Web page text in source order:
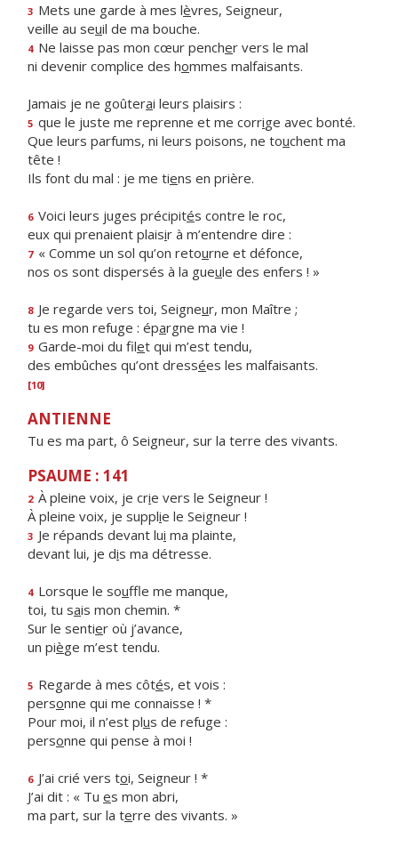
3 Mets une garde à mes lèvres, Seigneur,
veille au seuil de ma bouche.
4 Ne laisse pas mon cœur pencher vers le mal
ni devenir complice des hommes malfaisants.
Jamais je ne goûterai leurs plaisirs :
5 que le juste me reprenne et me corrige avec bonté.
Que leurs parfums, ni leurs poisons, ne touchent ma
tête !
Ils font du mal : je me tiens en prière.
6 Voici leurs juges précipités contre le roc,
eux qui prenaient plaisir à m’entendre dire :
7 « Comme un sol qu’on retourne et défonce,
nos os sont dispersés à la gueule des enfers ! »
8 Je regarde vers toi, Seigneur, mon Maître ;
tu es mon refuge : épargne ma vie !
9 Garde-moi du filet qui m’est tendu,
des embûches qu’ont dressées les malfaisants.
[10]
ANTIENNE
Tu es ma part, ô Seigneur, sur la terre des vivants.
PSAUME : 141
2 À pleine voix, je crie vers le Seigneur !
À pleine voix, je supplie le Seigneur !
3 Je répands devant lui ma plainte,
devant lui, je dis ma détresse.
4 Lorsque le souffle me manque,
toi, tu sais mon chemin. *
Sur le sentier où j’avance,
un piège m’est tendu.
5 Regarde à mes côtés, et vois :
personne qui me connaisse ! *
Pour moi, il n’est plus de refuge :
personne qui pense à moi !
6 J’ai crié vers toi, Seigneur ! *
J’ai dit : « Tu es mon abri,
ma part, sur la terre des vivants. »